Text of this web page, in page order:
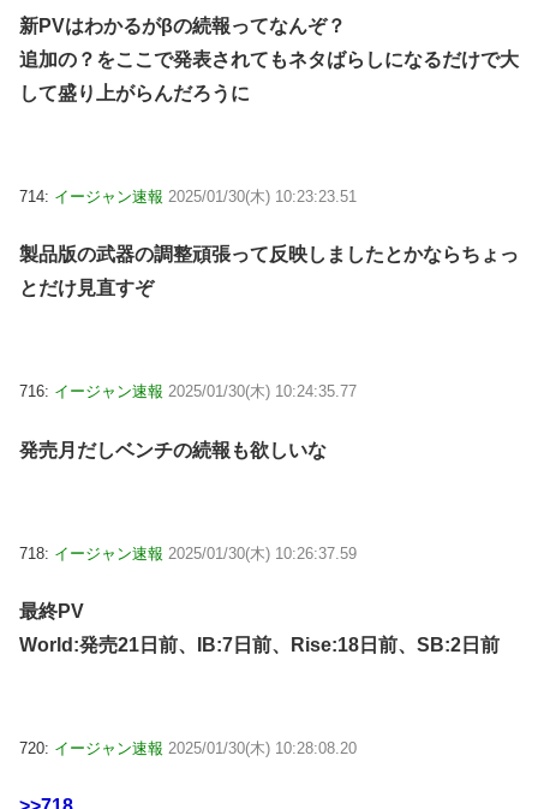
新PVはわかるがβの続報ってなんぞ？
追加の？をここで発表されてもネタばらしになるだけで大
して盛り上がらんだろうに
714: イージャン速報 2025/01/30(木) 10:23:23.51
製品版の武器の調整頑張って反映しましたとかならちょっ
とだけ見直すぞ
716: イージャン速報 2025/01/30(木) 10:24:35.77
発売月だしベンチの続報も欲しいな
718: イージャン速報 2025/01/30(木) 10:26:37.59
最終PV
World:発売21日前、IB:7日前、Rise:18日前、SB:2日前
720: イージャン速報 2025/01/30(木) 10:28:08.20